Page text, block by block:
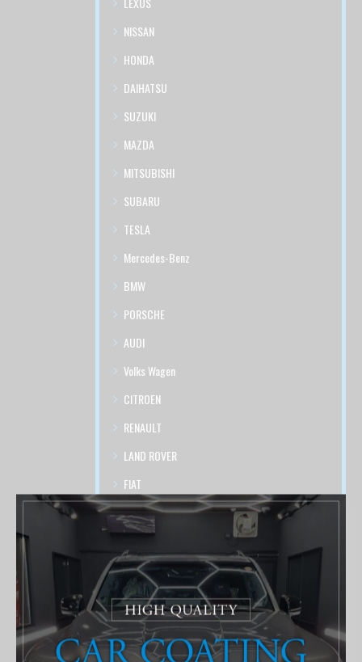
NISSAN
HONDA
DAIHATSU
SUZUKI
MAZDA
MITSUBISHI
SUBARU
TESLA
Mercedes-Benz
BMW
PORSCHE
AUDI
Volks Wagen
CITROEN
RENAULT
LAND ROVER
FIAT
DADG
ショート動画
最近の投稿 Recent Posts